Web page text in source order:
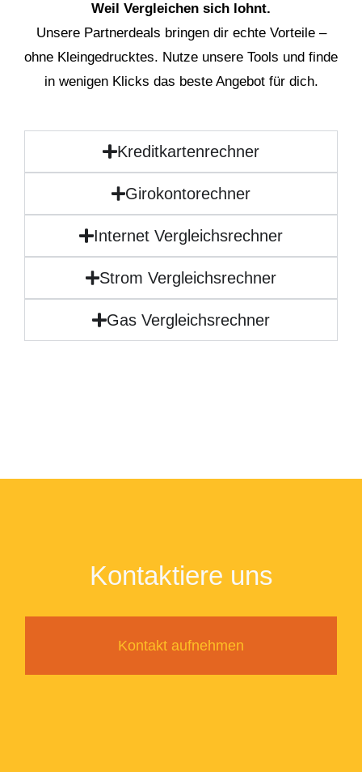
Weil Vergleichen sich lohnt.
Unsere Partnerdeals bringen dir echte Vorteile –
ohne Kleingedrucktes. Nutze unsere Tools und finde
in wenigen Klicks das beste Angebot für dich.
Kreditkartenrechner
Girokontorechner
Internet Vergleichsrechner
Strom Vergleichsrechner
Gas Vergleichsrechner
Kontaktiere uns
Kontakt aufnehmen